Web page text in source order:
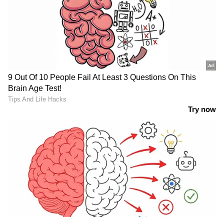
LATEST VIDEOS
കേരളത്തിലെ എല്ലാ വാർത്തകൾKerala
Newsഅറിയാൻ എപ്പോഴും ഏഷ്യാനെറ്റ്
ന്യൂസ് വാർത്തകൾ.Malayalam News
തത്സമയ അപ്‌ഡേറ്റുകളും ആഴത്തിലുള്ള
വിശകലനവും സമഗ്രമായ റിപ്പോർട്ടിംഗും —